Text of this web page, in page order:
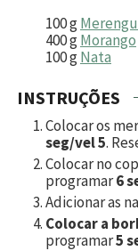
100g
400gMorango
100gNata
INSTRUÇÕES
Colocar os
seg/vel 5.
Colocar no
programar6
Adicionar as
Colocar a
programar5